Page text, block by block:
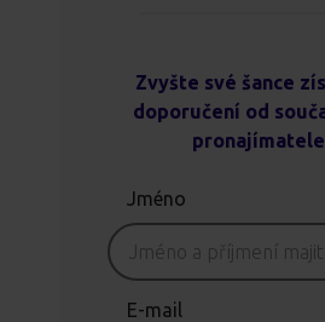
Zvyšte své šance
doporučení od
pronajímatele
Jméno
E-mail